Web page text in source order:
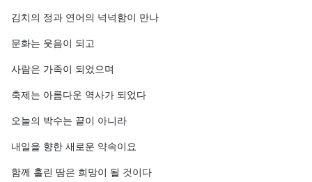
김치의 정과 연어의 넉넉함이 만나
문화는 웃음이 되고
사람은 가족이 되었으며
축제는 아름다운 역사가 되었다
오늘의 박수는 끝이 아니라
내일을 향한 새로운 약속이요
함께 흘린 땀은 희망이 될 것이다